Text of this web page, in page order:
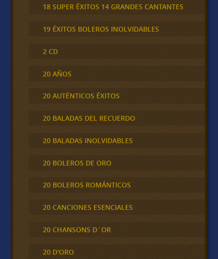
18 SUPER ÉXITOS 14 GRANDES CANTANTES
19 ÉXITOS BOLEROS INOLVIDABLES
2 CD
20 AÑOS
20 AUTÉNTICOS ÉXITOS
20 BALADAS DEL RECUERDO
20 BALADAS INOLVIDABLES
20 BOLEROS DE ORO
20 BOLEROS ROMÁNTICOS
20 CANCIONES ESENCIALES
20 CHANSONS D´OR
20 D'ORO